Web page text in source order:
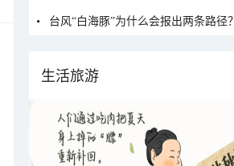
台风“白海豚”为什么会报出两条路径？
生活旅游